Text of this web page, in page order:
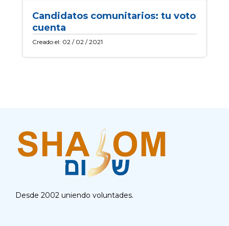
Candidatos comunitarios: tu voto
cuenta
Creado el: 02 / 02 / 2021
Desde 2002 uniendo voluntades.